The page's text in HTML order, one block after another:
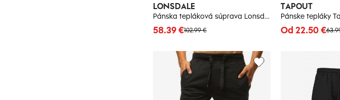
LONSDALE
Pánska tepláková súprava Lonsdale 114059-Black/White
102.99 €
58.39 €
TAPOUT
Pánske tepláky
Od 22.50 €